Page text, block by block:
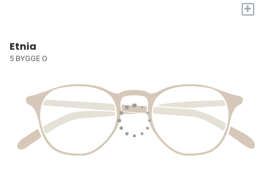
+
Etnia
5 BYGGE O